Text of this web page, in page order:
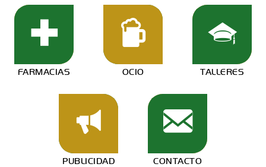
FARMACIAS OCIO TALLERES
PUBLICIDAD CONTACTO